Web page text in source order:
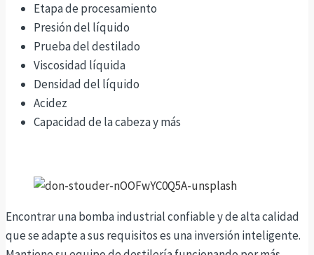
Etapa de procesamiento
Presión del líquido
Prueba del destilado
Viscosidad líquida
Densidad del líquido
Acidez
Capacidad de la cabeza y más
Encontrar una bomba industrial confiable y de alta calidad
que se adapte a sus requisitos es una inversión inteligente.